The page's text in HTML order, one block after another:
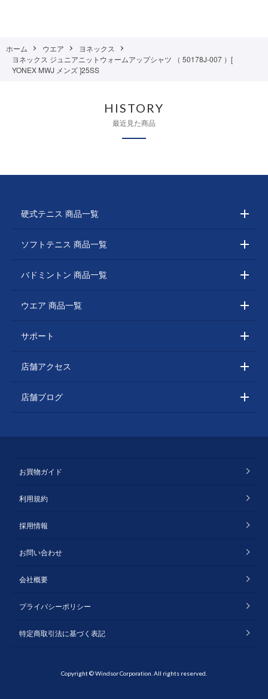
ホーム ウエア
ヨネックス
ヨネックス ジュニアニットウォームアップシャツ （ 50178J-007 ）[
YONEX MWJ メンズ ]25SS
HISTORY
最近見た商品
硬式テニス 商品一覧
ソフトテニス 商品一覧
バドミントン 商品一覧
ウエア 商品一覧
サポート
店舗アクセス
店舗ブログ
お買物ガイド
利用規約
採用情報
お問い合わせ
会社概要
プライバシーポリシー
特定商取引法に基づく表記
Copyright © Windsor Corporation. All rights reserved.